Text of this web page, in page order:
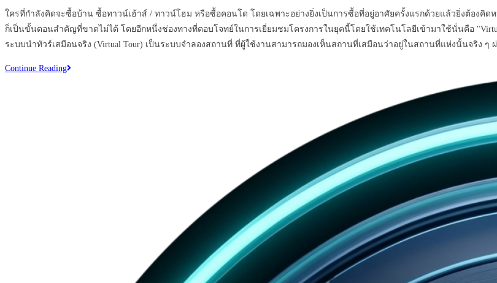
บน
google
map
อ่าน
ใครที่กำลังคิดจะซื้อบ้าน ซื้อทาวน์เฮ้าส์ / ทาวน์โฮม หรือซื้อคอนโด โดยเฉพาะอย่างยิ่งเป็นการซื้อที่อยู่อาศัยครั้งแรกด้วยแล้วยิ่งต้องคิ
ก็เป็นขั้นตอนสำคัญที่ขาดไม่ได้ โดยอีกหนึ่งช่องทางที่ตอบโจทย์ในการเยี่ยมชมโครงการในยุคนี้โดยใช้เทคโนโลยีเข้ามาใช้นั่นคือ
ระบบนำทัวร์เสมือนจริง (Virtual Tour) เป็นระบบจำลองสถานที่ ที่ผู้ใช้งานสามารถมองเห็นสถานที่เสมือนว่าอยู่ในสถานที่แห่งนั้นจริง
Continue ReadingVirtual